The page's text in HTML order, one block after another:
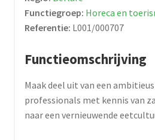
Functiegroep: Horeca en
Referentie: L001/000707
Functieomschrijving
Maak deel uit van een
professionals met kennis van
naar een vernieuwende